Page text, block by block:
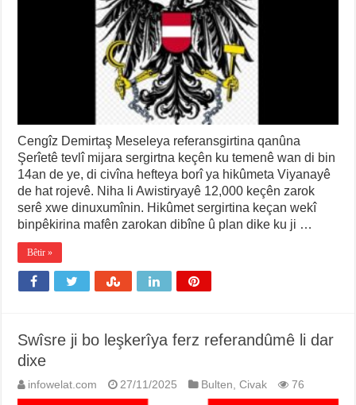
Cengîz Demirtaş Meseleya referansgirtina qanûna
Şerîetê tevlî mijara sergirtna keçên ku temenê wan di bin
14an de ye, di civîna hefteya borî ya hikûmeta Viyanayê
de hat rojevê. Niha li Awistiryayê 12,000 keçên zarok
serê xwe dinuxumînin. Hikûmet sergirtina keçan wekî
binpêkirina mafên zarokan dibîne û plan dike ku ji …
Bêtir »
Swîsre ji bo leşkerîya ferz referandûmê li dar
dixe
infowelat.com 27/11/2025 Bulten,Civak 76